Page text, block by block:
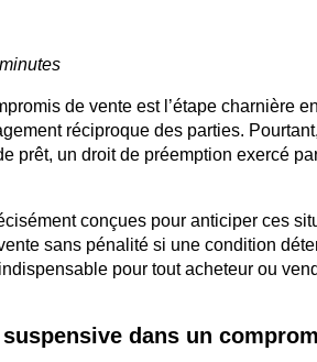
de vente est l’étape charnière
réciproque des parties.
prêt, un droit de préemption exercé
conçues pour anticiper ces
sans pénalité si une condition
pour tout acheteur ou
suspensive dans un